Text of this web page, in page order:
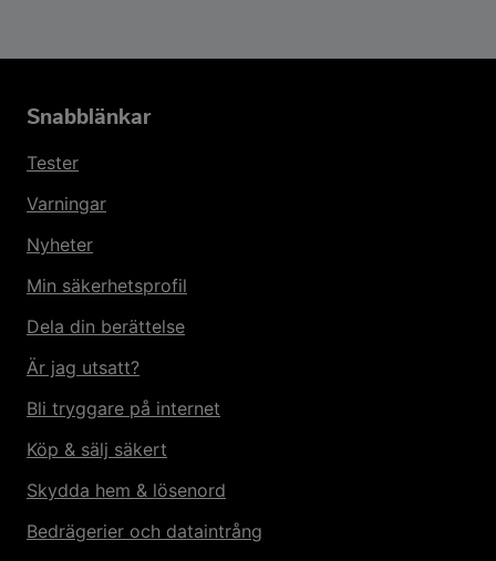
Snabblänkar
Tester
Varningar
Nyheter
Min säkerhetsprofil
Dela din berättelse
Är jag utsatt?
Bli tryggare på internet
Köp & sälj säkert
Skydda hem & lösenord
Bedrägerier och dataintrång